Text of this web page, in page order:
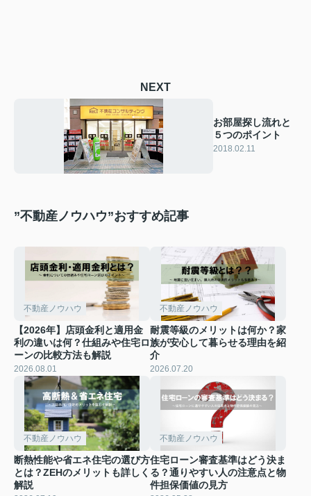
NEXT
お部屋探し流れと
５つのポイント
2018.02.11
”不動産ノウハウ”おすすめ記事
不動産ノウハウ
【2026年】店頭金利と適用金
利の違いは何？仕組みや住宅ロ
ーンの比較方法も解説
2026.08.01
不動産ノウハウ
耐震等級のメリットは何か？家
族が安心して暮らせる理由を紹
介
2026.07.20
不動産ノウハウ
断熱性能や省エネ住宅の選び方
とは？ZEHのメリットも詳しく
解説
不動産ノウハウ
住宅ローン審査基準はどう決ま
る？通りやすい人の注意点と物
件担保価値の見方